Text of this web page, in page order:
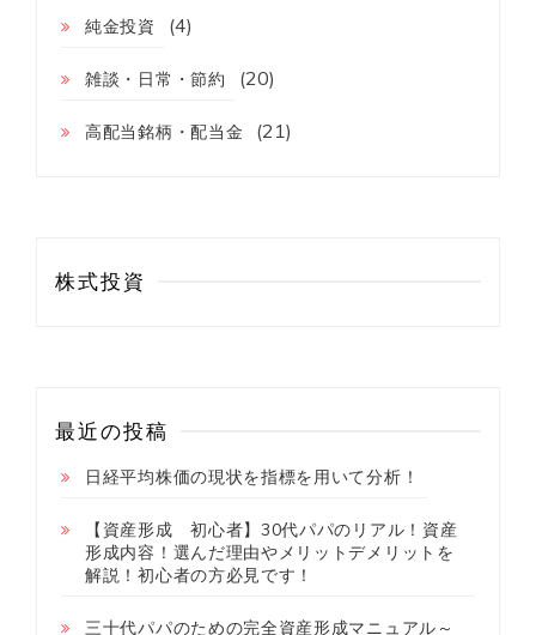
純金投資 (4)
雑談・日常・節約 (20)
高配当銘柄・配当金 (21)
株式投資
最近の投稿
日経平均株価の現状を指標を用いて分析！
【資産形成 初心者】30代パパのリアル！資産
形成内容！選んだ理由やメリットデメリットを
解説！初心者の方必見です！
三十代パパのための完全資産形成マニュアル～